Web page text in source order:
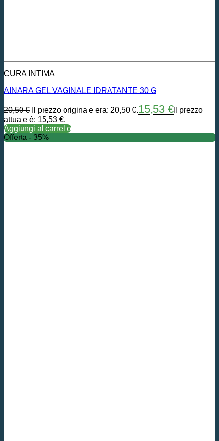
CURA INTIMA
AINARA GEL VAGINALE IDRATANTE 30 G
20,50€ Il prezzo originale era: 20,50 €.15,53 € Il prezzo
attuale è: 15,53 €.
Aggiungi al carrello
Offerta - 35%